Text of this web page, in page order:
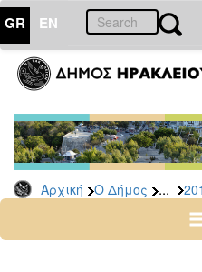
GR EN
Αρχική Ο Δήμος ...
ΔΗΜΟΣ
Δελτία
Τύπου
Αρχείο
2026
2024